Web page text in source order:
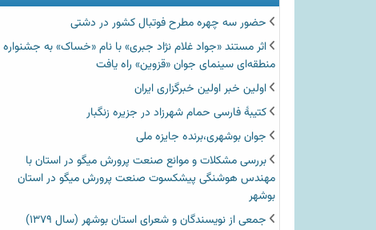
حضور سه چهره مطرح فوتبال کشور در دشتی
اثر مستند «جواد غلام نژاد جبری» با نام «خساک» به جشنواره
منطقه‌ای سینمای جوان «قزوین» راه یافت
اولین خبر اولین خبرگزاری ایران‏
کتیبۀ فارسی حمام شهرزاد در جزیره زنگبار
جوان بوشهری،برنده جایزه ملی
بررسی مشکلات و موانع صنعت پرورش میگو در استان با
مهندس هوشنگی پیشکسوت صنعت پرورش میگو در استان
بوشهر
جمعی از نویسندگان و شعرای استان بوشهر (سال ۱۳۷۹)